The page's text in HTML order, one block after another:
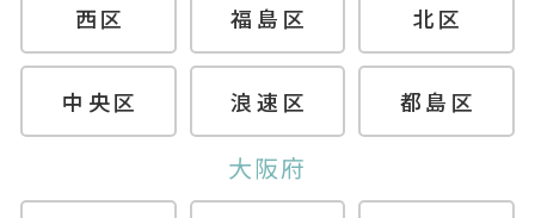
西区 福島区 北区
中央区 浪速区 都島区
大阪府